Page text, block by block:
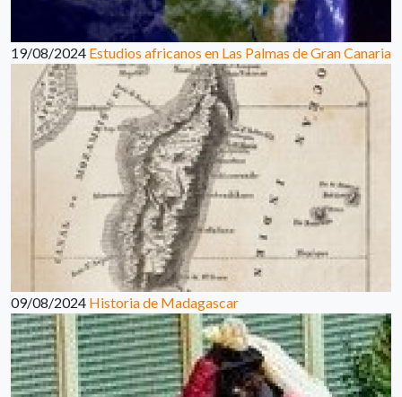
19/08/2024 Estudios africanos en Las Palmas de Gran Canaria
09/08/2024 Historia de Madagascar